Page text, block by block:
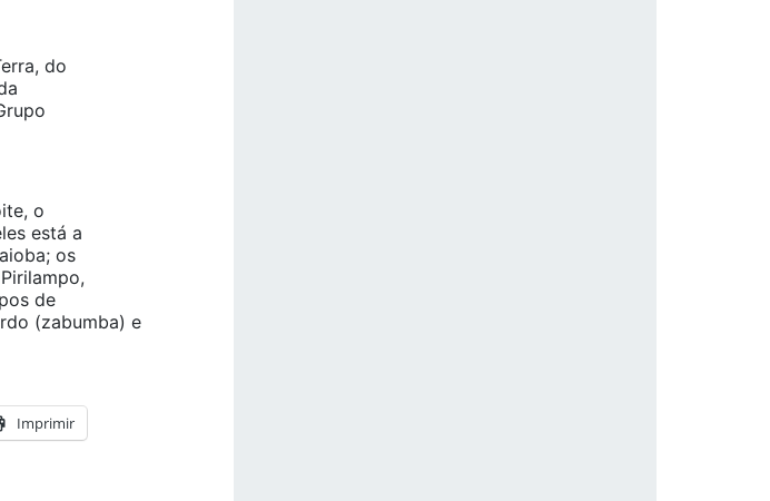
do
o
está a
os
de
(zabumba) e
Imprimir